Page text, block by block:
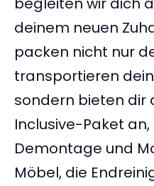
deinem neuen
packen nicht nur
transportieren
sondern bieten dir
Inclusive-Paket
Demontage und
Möbel, die